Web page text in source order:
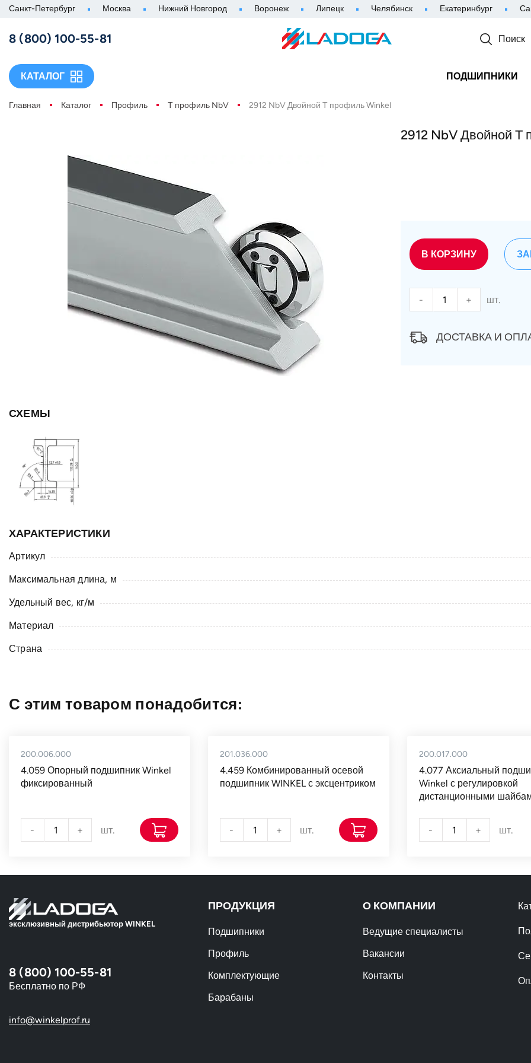
Санкт-Петербург Москва Нижний Новгород Воронеж Липецк Челябинск Екатеринбург
8 (800) 100-55-81 Поиск
КАТАЛОГ ПОДШИПНИКИ
Главная Каталог Профиль Т профиль NbV 2912 NbV Двойной Т профиль Winkel
2912 NbV Двойной Т
В КОРЗИНУ
- + шт.
ДОСТАВКА И
ХАРАКТЕРИСТИКИ
Артикул
Максимальная длина, м
Удельный вес, кг/м
Материал
Страна
СХЕМЫ
С этим товаром понадобится:
200.006.000
4.059 Опорный подшипник Winkel
фиксированный
- + шт.
201.036.000
4.459 Комбинированный осевой
подшипник WINKEL с эксцентриком
- + шт.
200.017.000
4.077 Аксиальный
Winkel с регулировкой
дистанционными
- + шт.
эксклюзивный дистрибьютор WINKEL
8 (800) 100-55-81
Бесплатно по РФ
info@winkelprof.ru
ПРОДУКЦИЯ
Подшипники
Профиль
Комплектующие
Барабаны
О КОМПАНИИ
Ведущие специалисты
Вакансии
Контакты